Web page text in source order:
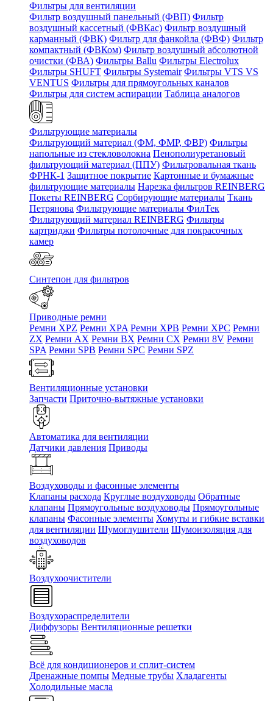
Фильтры для вентиляции
Фильтр воздушный панельный (ФВП) Фильтр
воздушный кассетный (ФВКас) Фильтр воздушный
карманный (ФВК) Фильтр для фанкойла (ФВФ) Фильтр
компактный (ФВКом) Фильтр воздушный абсолютной
очистки (ФВА) Фильтры Ballu Фильтры Electrolux
Фильтры SHUFT Фильтры Systemair Фильтры VTS VS
VENTUS Фильтры для прямоугольных каналов
Фильтры для систем аспирации Таблица аналогов
Фильтрующие материалы
Фильтрующий материал (ФМ, ФМР, ФВР) Фильтры
напольные из стекловолокна Пенополиуретановый
фильтрующий материал (ППУ) Фильтровальная ткань
ФРНК-1 Защитное покрытие Картонные и бумажные
фильтрующие материалы Нарезка фильтров REINBERG
Покеты REINBERG Сорбирующие материалы Ткань
Петрянова Фильтрующие материалы ФилТек
Фильтрующий материал REINBERG Фильтры
картриджи Фильтры потолочные для покрасочных
камер
Синтепон для фильтров
Приводные ремни
Ремни XPZ Ремни XPA Ремни XPB Ремни XPC Ремни
ZX Ремни AX Ремни BX Ремни CX Ремни 8V Ремни
SPA Ремни SPB Ремни SPC Ремни SPZ
Вентиляционные установки
Запчасти Приточно-вытяжные установки
Автоматика для вентиляции
Датчики давления Приводы
Воздуховоды и фасонные элементы
Клапаны расхода Круглые воздуховоды Обратные
клапаны Прямоугольные воздуховоды Прямоугольные
клапаны Фасонные элементы Хомуты и гибкие вставки
для вентиляции Шумоглушители Шумоизоляция для
воздуховодов
Воздухоочистители
Воздухораспределители
Диффузоры Вентиляционные решетки
Всё для кондиционеров и сплит-систем
Дренажные помпы Медные трубы Хладагенты
Холодильные масла